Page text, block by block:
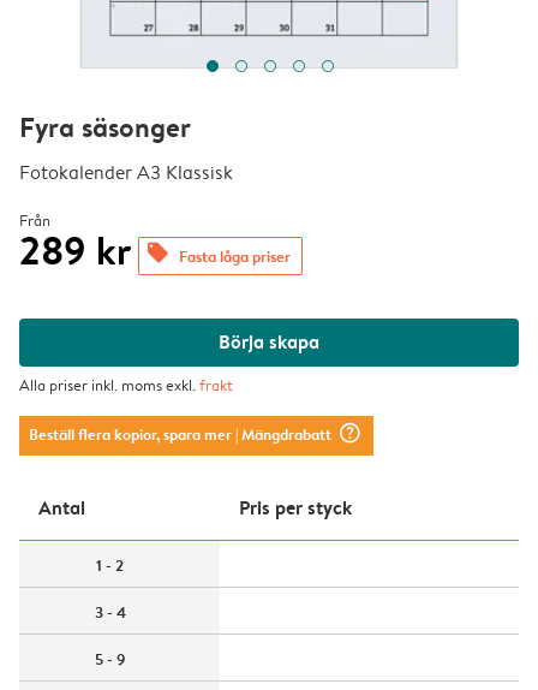
Fyra säsonger
Fotokalender A3 Klassisk
Från
289 kr offers Fasta låga priser
Börja skapa
Alla priser inkl. moms exkl.frakt
Beställ flera kopior, spara mer| Mängdrabatt question_mark_circle
Antal Pris per styck
1 - 2
3 - 4
5 - 9